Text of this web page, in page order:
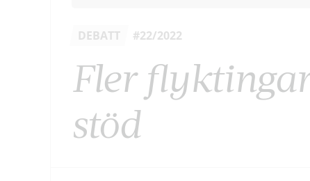
DEBATT #22/2022
Fler
stöd